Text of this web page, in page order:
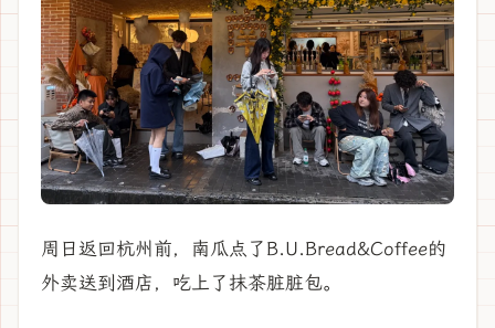
周日返回杭州前，南瓜点了B.U.Bread&Coffee的
外卖送到酒店，吃上了抹茶脏脏包。